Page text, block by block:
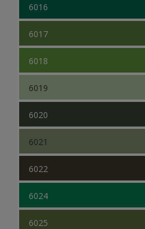
6016
6017
6018
6019
6020
6021
6022
6024
6025